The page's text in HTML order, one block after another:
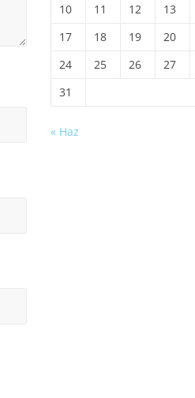
10
11 12 13
17
18 19 20
24
25 26 27
31
« Haz